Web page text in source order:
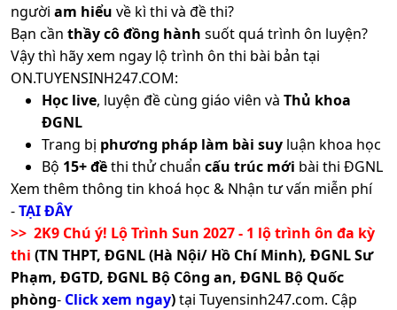
người am hiểu về kì thi và đề thi?
Bạn cần thầy cô đồng hành suốt quá trình ôn luyện?
Vậy thì hãy xem ngay lộ trình ôn thi bài bản tại
ON.TUYENSINH247.COM:
Học live, luyện đề cùng giáo viên và Thủ khoa
ĐGNL
Trang bị phương pháp làm bài suy luận khoa học
Bộ 15+ đềthi thử chuẩn cấu trúc mới bài thi ĐGNL
Xem thêm thông tin khoá học & Nhận tư vấn miễn phí
-TẠI ĐÂY
>> 2K9 Chú ý! Lộ Trình Sun 2027 - 1 lộ trình ôn đa kỳ
thi (TN THPT, ĐGNL (Hà Nội/ Hồ Chí Minh), ĐGNL Sư
Phạm, ĐGTD, ĐGNL Bộ Công an, ĐGNL Bộ Quốc
phòng- Click xem ngay)tại Tuyensinh247.com. Cập